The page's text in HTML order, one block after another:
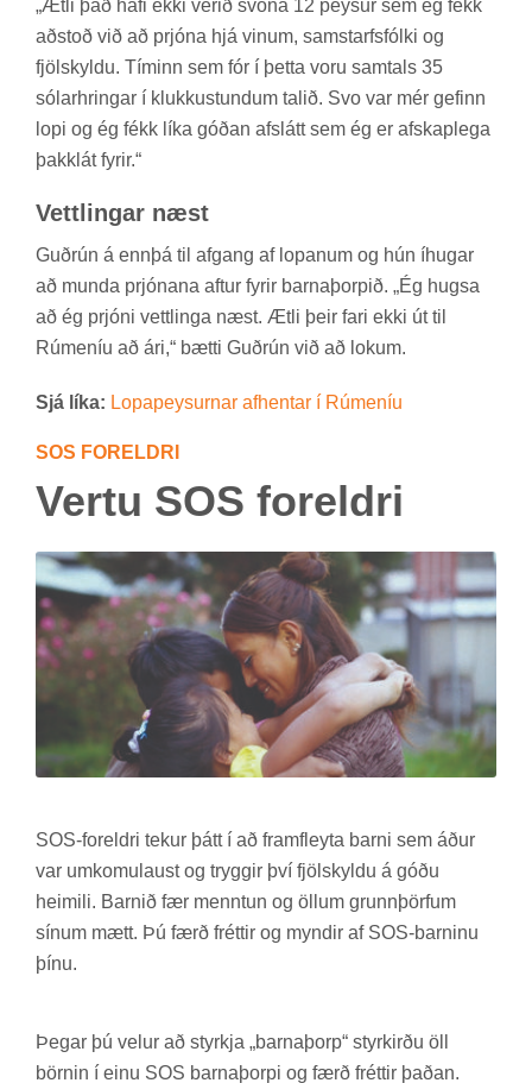
„Ætli það hafi ekki ver­ið svona 12 peys­ur sem ég fékk
að­stoð við að prjóna hjá vin­um, sam­starfs­fólki og
fjöl­skyldu. Tím­inn sem fór í þetta voru sam­tals 35
sól­ar­hring­ar í klukku­stund­um tal­ið. Svo var mér gef­inn
lopi og ég fékk líka góð­an af­slátt sem ég er af­skap­lega
þakk­lát fyr­ir.“
Vett­ling­ar næst
Guð­rún á enn­þá til af­gang af lop­an­um og hún íhug­ar
að munda prjón­ana aft­ur fyr­ir barna­þorp­ið. „Ég hugsa
að ég prjóni vett­linga næst. Ætli þeir fari ekki út til
Rúm­en­íu að ári,“ bætti Guð­rún við að lok­um.
Sjá líka: Lopa­peys­urn­ar af­hent­ar í Rúm­en­íu
SOS FOR­ELDRI
Vertu SOS for­eldri
SOS-for­eldri tek­ur þátt í að fram­fleyta barni sem áður
var um­komu­laust og trygg­ir því fjöl­skyldu á góðu
heim­ili. Barn­ið fær mennt­un og öll­um grunn­þörf­um
sín­um mætt. Þú færð frétt­ir og mynd­ir af SOS-barn­inu
þínu.
Þeg­ar þú vel­ur að styrkja „barna­þorp“ styrk­irðu öll
börn­in í einu SOS barna­þorpi og færð frétt­ir það­an.